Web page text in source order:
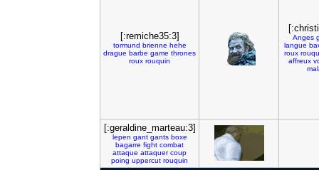
[:remiche35:3]
tormund brienne hehe
drague barbe game thrones
roux rouquin
Anges
langue
roux
affreux
[:geraldine_marteau:3]
lepen gant gants boxe
bagarre fight combat
attaque attaquer coup
poing uppercut rouquin